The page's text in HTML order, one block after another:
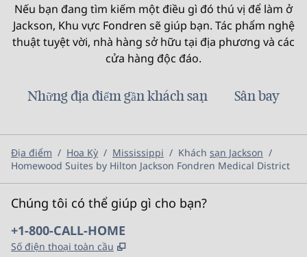
Nếu bạn đang tìm kiếm một điều gì đó thú vị để làm ở
Jackson, Khu vực Fondren sẽ giúp bạn. Tác phẩm nghệ
thuật tuyệt vời, nhà hàng sở hữu tại địa phương và các
cửa hàng độc đáo.
Những địa điểm gần khách sạn Sân bay
Địa điểm / Hoa Kỳ / Mississippi / Khách sạn Jackson /
Homewood Suites by Hilton Jackson Fondren Medical District
Chúng tôi có thể giúp gì cho bạn?
Điện thoại:
+1-800-CALL-HOME
Số điện thoại toàn cầu ,